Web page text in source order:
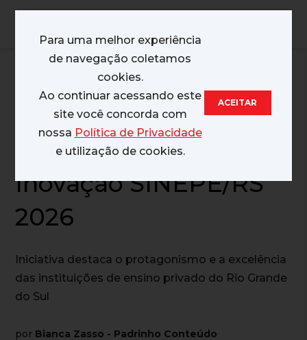
Abertas as inscrições
para o Prêmio
Inovação SINEPE/RS
2026
Iniciativa destaca o protagonismo e a excelência
das instituições de ensino privado do Rio Grande
do Sul
por Bianca Zasso - Padrinho Conteúdo
Para uma melhor experiência
de navegação coletamos
cookies.
Ao continuar acessando este
site você concorda com
nossa Política de Privacidade
e utilização de cookies.
ACEITAR